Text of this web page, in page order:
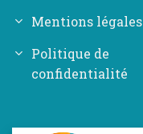
Mentions légales
Politique de
confidentialité